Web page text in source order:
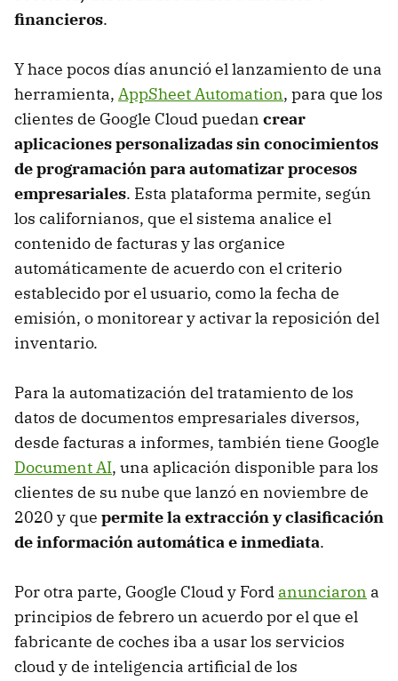
financieros.
Y hace pocos días anunció el lanzamiento de una
herramienta, AppSheet Automation, para que los
clientes de Google Cloud puedan crear
aplicaciones personalizadas sin conocimientos
de programación para automatizar procesos
empresariales. Esta plataforma permite, según
los californianos, que el sistema analice el
contenido de facturas y las organice
automáticamente de acuerdo con el criterio
establecido por el usuario, como la fecha de
emisión, o monitorear y activar la reposición del
inventario.
Para la automatización del tratamiento de los
datos de documentos empresariales diversos,
desde facturas a informes, también tiene Google
Document AI, una aplicación disponible para los
clientes de su nube que lanzó en noviembre de
2020 y que permite la extracción y clasificación
de información automática e inmediata.
Por otra parte, Google Cloud y Ford anunciaron a
principios de febrero un acuerdo por el que el
fabricante de coches iba a usar los servicios
cloud y de inteligencia artificial de los